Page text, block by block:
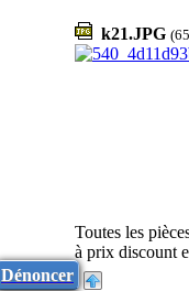
k21.JPG
Toutes les
à prix discount
Dénoncer